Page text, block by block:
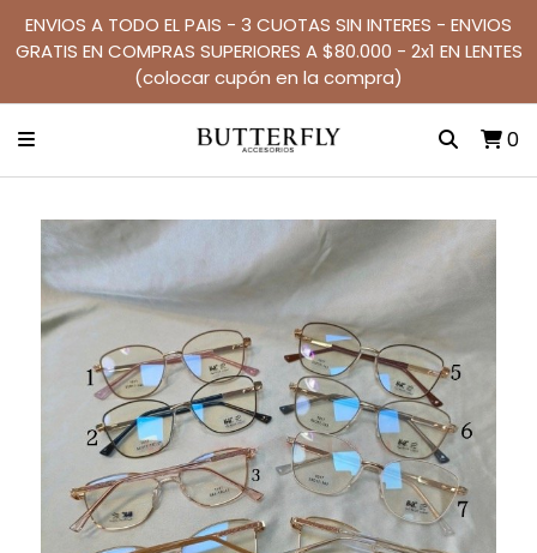
ENVIOS A TODO EL PAIS - 3 CUOTAS SIN INTERES - ENVIOS
GRATIS EN COMPRAS SUPERIORES A $80.000 - 2x1 EN LENTES
(colocar cupón en la compra)
0